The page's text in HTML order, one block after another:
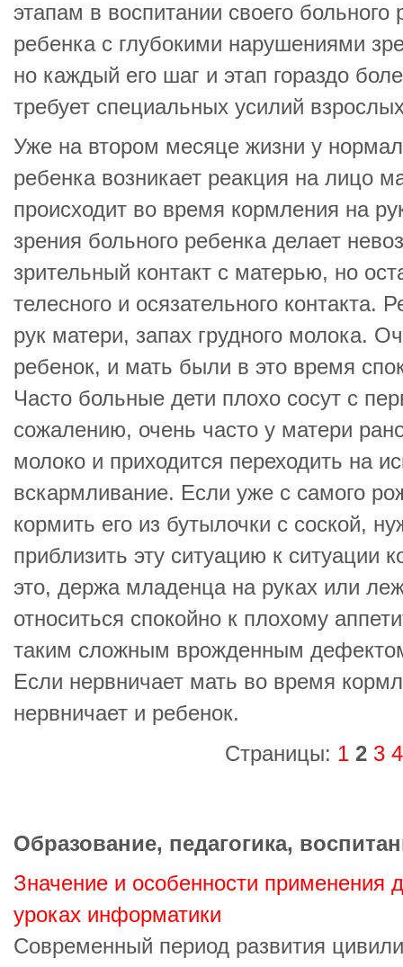
этапам в воспитании своего больного
ребенка с глубокими нарушениями
но каждый его шаг и этап гораздо
требует специальных усилий
Уже на втором месяце жизни у
ребенка возникает реакция на лицо
происходит во время кормления на
зрения больного ребенка делает
зрительный контакт с матерью, но
телесного и осязательного контакта.
рук матери, запах грудного молока.
ребенок, и мать были в это время
Часто больные дети плохо сосут с
сожалению, очень часто у матери
молоко и приходится переходить на
вскармливание. Если уже с самого
кормить его из бутылочки с соской,
приблизить эту ситуацию к ситуации
это, держа младенца на руках или
относиться спокойно к плохому
таким сложным врожденным
Если нервничает мать во время
нервничает и ребенок.
Страницы: 1 2 3 4
Образование, педагогика,
Значение и особенности применения
уроках информатики
Современный период развития